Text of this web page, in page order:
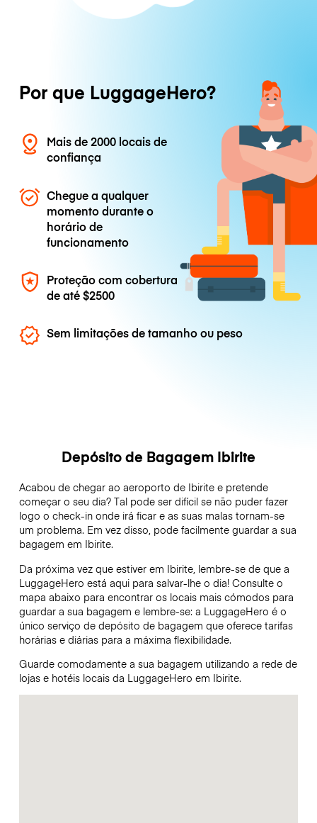
Por que LuggageHero?
Mais de 2000 locais de
confiança
Chegue a qualquer
momento durante o
horário de
funcionamento
Proteção com cobertura
de até$2500
Sem limitações de tamanho ou peso
Depósito de Bagagem Ibirite
Acabou de chegar ao aeroporto de Ibirite e pretende
começar o seu dia? Tal pode ser difícil se não puder fazer
logo o check-in onde irá ficar e as suas malas tornam-se
um problema. Em vez disso, pode facilmente guardar a sua
bagagem em Ibirite.
Da próxima vez que estiver em Ibirite, lembre-se de que a
LuggageHero está aqui para salvar-lhe o dia! Consulte o
mapa abaixo para encontrar os locais mais cómodos para
guardar a sua bagagem e lembre-se: a LuggageHero é o
único serviço de depósito de bagagem que oferece tarifas
horárias e diárias para a máxima flexibilidade.
Guarde comodamente a sua bagagem utilizando a rede de
lojas e hotéis locais da LuggageHero em Ibirite.